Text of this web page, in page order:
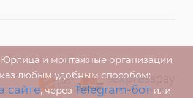
и монтажные организации
любым удобным способом:
сайте, черезTelegram-бот или